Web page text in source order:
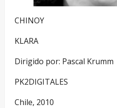
CHINOY
KLARA
Dirigido por: Pascal Krumm
PK2DIGITALES
Chile, 2010